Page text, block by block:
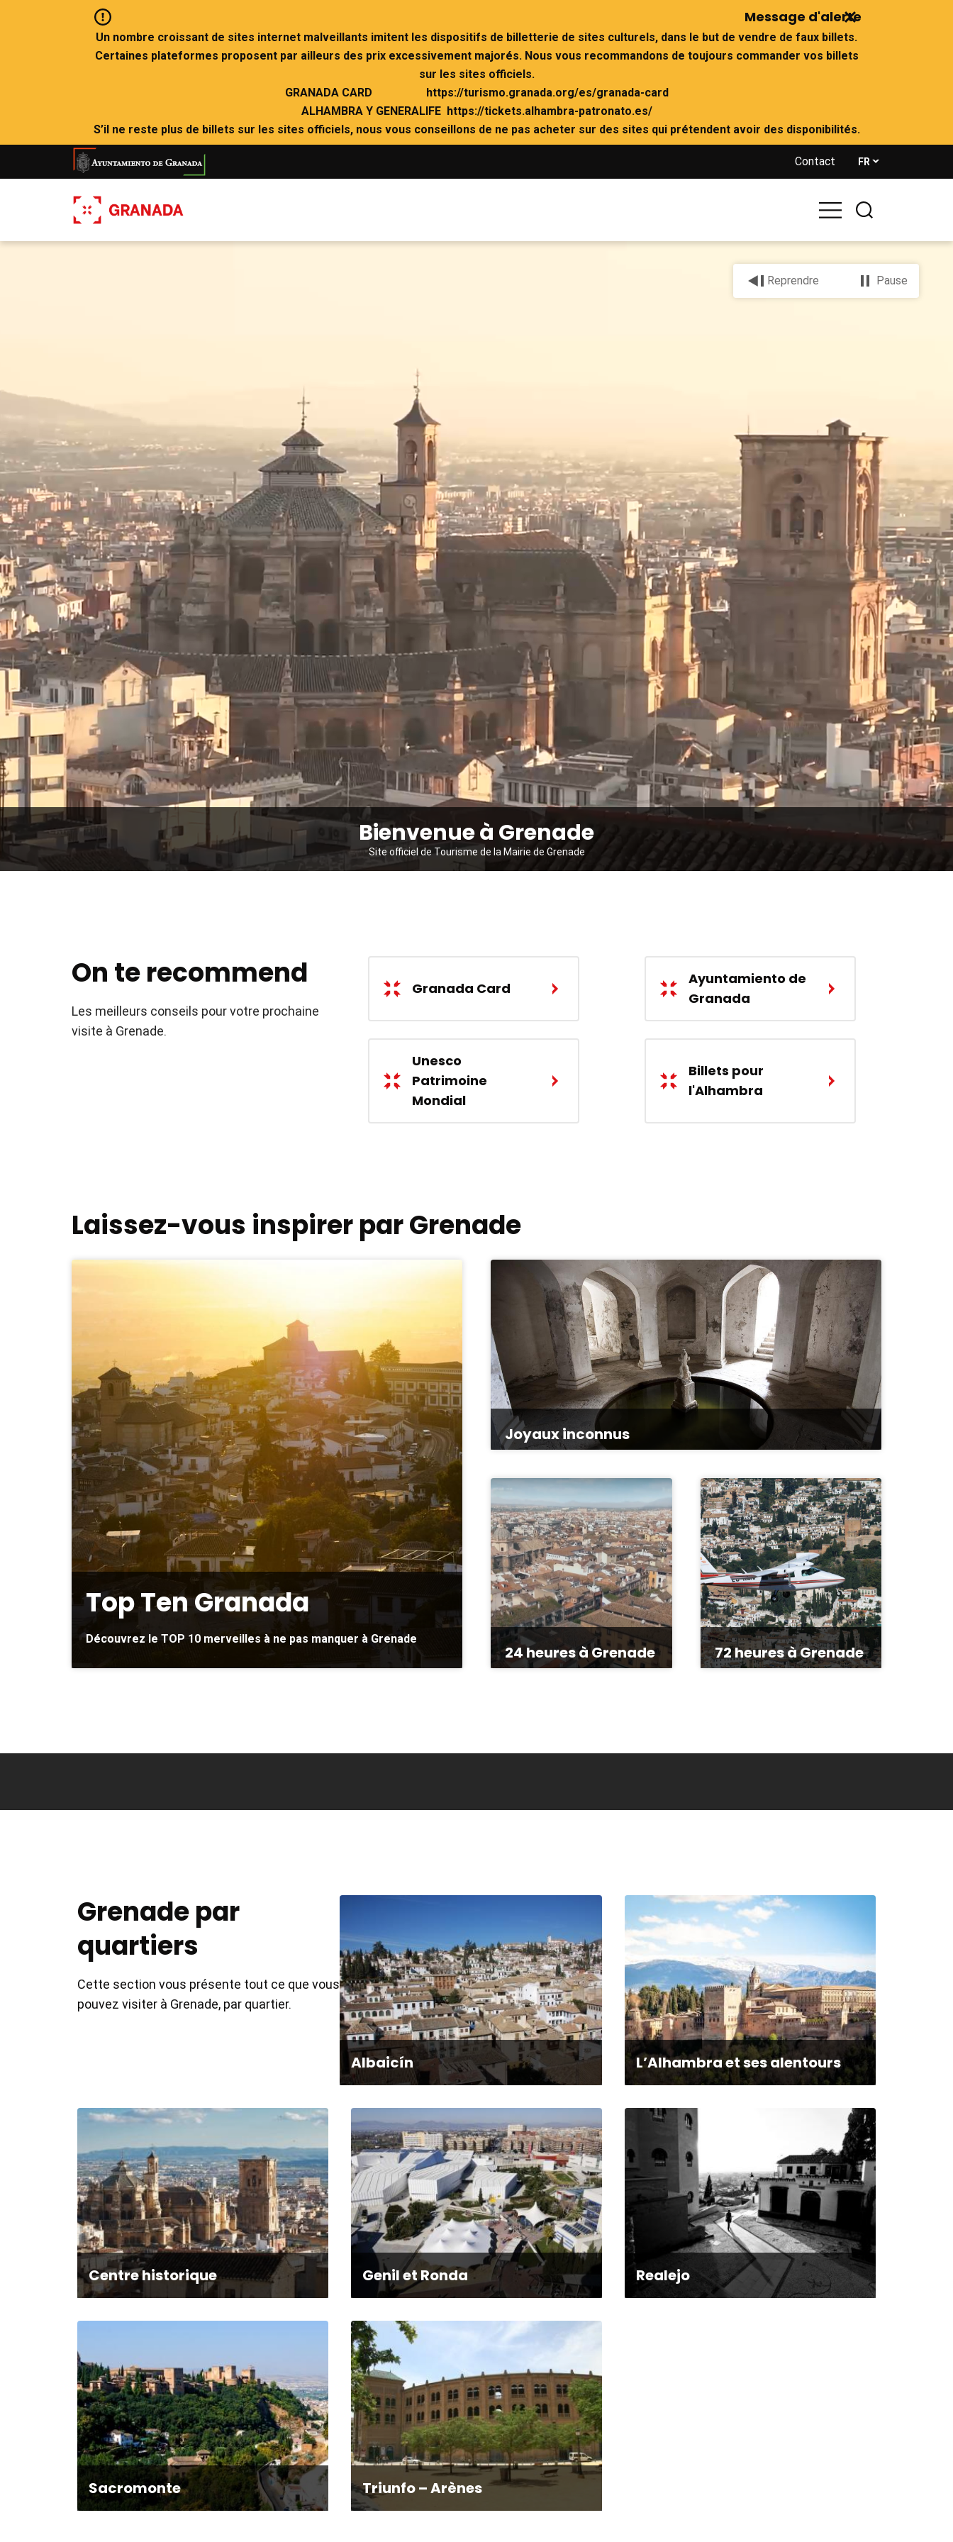
Message d'alerte
Un nombre croissant de sites internet malveillants imitent les dispositifs de billetterie de sites culturels, dans le but de vendre de faux billets.
Certaines plateformes proposent par ailleurs des prix excessivement majorés. Nous vous recommandons de toujours commander vos billets
sur les sites officiels.
GRANADA CARD https://turismo.granada.org/es/granada-card
ALHAMBRA Y GENERALIFE https://tickets.alhambra-patronato.es/
S’il ne reste plus de billets sur les sites officiels, nous vous conseillons de ne pas acheter sur des sites qui prétendent avoir des disponibilités.
Contact FR
Reprendre Pause
Archivo
Bienvenue à Grenade
Site officiel de Tourisme de la Mairie de Grenade
On te recommend
Les meilleurs conseils pour votre prochaine
visite à Grenade.
Granada Card
Ayuntamiento de
Granada
Unesco
Patrimoine
Mondial
Billets pour
l'Alhambra
Laissez-vous inspirer par Grenade
Top Ten Granada
Découvrez le TOP 10 merveilles à ne pas manquer à Grenade
Joyaux inconnus
24 heures à Grenade 72 heures à Grenade
Grenade par
quartiers
Cette section vous présente tout ce que vous
pouvez visiter à Grenade, par quartier.
Albaicín L’Alhambra et ses alentours
Centre historique Genil et Ronda Realejo
Sacromonte Triunfo – Arènes